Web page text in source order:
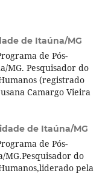
de Itaúna/MG
de Pós-
MG. Pesquisador do
(registrado
Camargo Vieira
de Itaúna/MG
de Pós-
do
pela